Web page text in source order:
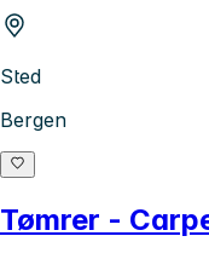
Sted
Bergen
Tømrer -